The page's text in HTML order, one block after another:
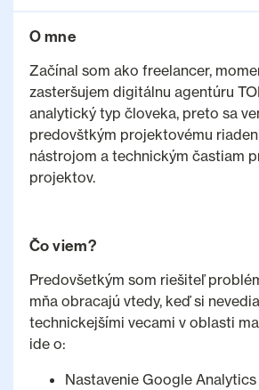
O mne
Začínal som ako freelancer,
zasteršujem digitálnu agentúru
analytický typ človeka, preto sa
predovštkým projektovému
nástrojom a technickým častiam
projektov.
Čo viem?
Predovšetkým som riešiteľ
mňa obracajú vtedy, keď si
technickejšími vecami v oblasti
ide o:
Nastavenie Google Analytics